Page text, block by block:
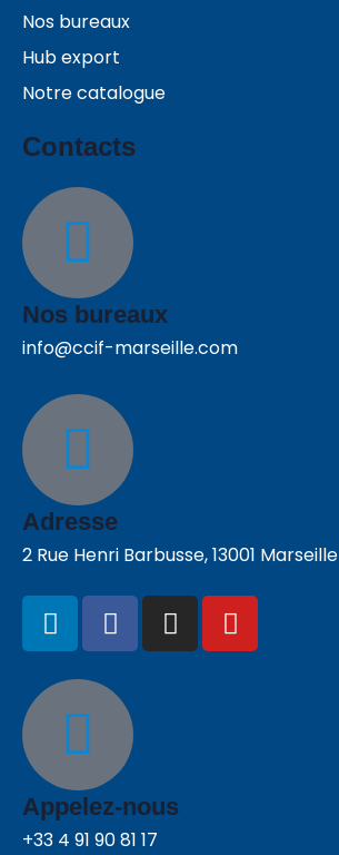
Nos bureaux
Hub export
Notre catalogue
Contacts
Nos bureaux
info@ccif-marseille.com
Adresse
2 Rue Henri Barbusse, 13001 Marseille
Appelez-nous
+33 4 91 90 81 17